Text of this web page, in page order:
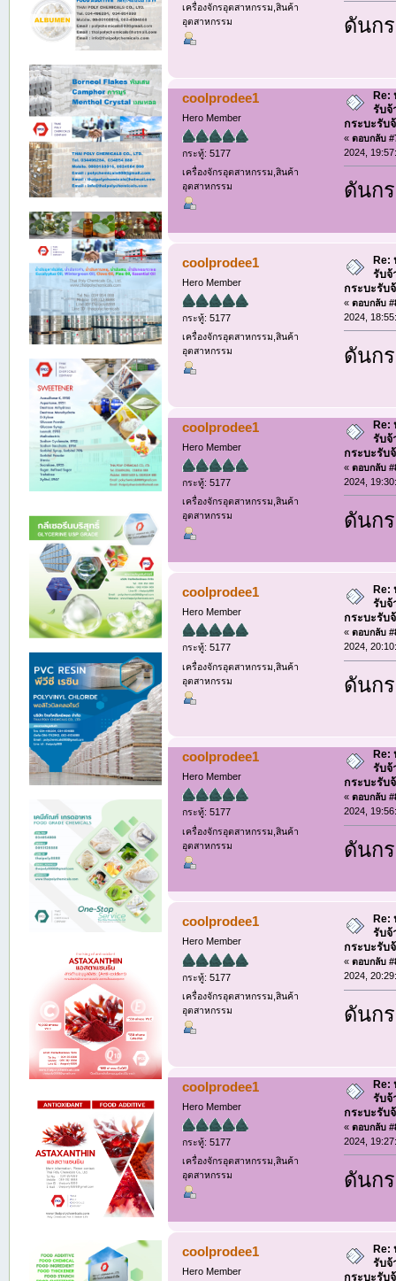
เครื่องจักรอุตสาหกรรม,สินค้า
อุตสาหกรรม
ดันก
coolprodee1
Hero Member
กระทู้: 5177
เครื่องจักรอุตสาหกรรม,สินค้า
อุตสาหกรรม
Re:
รับจ้
กระบะรับ
«ตอบกลับ
2024,
ดันก
coolprodee1
Hero Member
กระทู้: 5177
เครื่องจักรอุตสาหกรรม,สินค้า
อุตสาหกรรม
Re:
รับจ้
กระบะรับ
«ตอบกลับ
2024,
ดันก
coolprodee1
Hero Member
กระทู้: 5177
เครื่องจักรอุตสาหกรรม,สินค้า
อุตสาหกรรม
Re:
รับจ้
กระบะรับ
«ตอบกลับ
2024,
ดันก
coolprodee1
Hero Member
กระทู้: 5177
เครื่องจักรอุตสาหกรรม,สินค้า
อุตสาหกรรม
Re:
รับจ้
กระบะรับ
«ตอบกลับ
2024,
ดันก
coolprodee1
Hero Member
กระทู้: 5177
เครื่องจักรอุตสาหกรรม,สินค้า
อุตสาหกรรม
Re:
รับจ้
กระบะรับ
«ตอบกลับ
2024,
ดันก
coolprodee1
Hero Member
กระทู้: 5177
เครื่องจักรอุตสาหกรรม,สินค้า
อุตสาหกรรม
Re:
รับจ้
กระบะรับ
«ตอบกลับ
2024,
ดันก
coolprodee1
Hero Member
กระทู้: 5177
เครื่องจักรอุตสาหกรรม,สินค้า
อุตสาหกรรม
Re:
รับจ้
กระบะรับ
«ตอบกลับ
2024,
ดันก
coolprodee1
Hero Member
Re:
รับจ้
กระบะรับ